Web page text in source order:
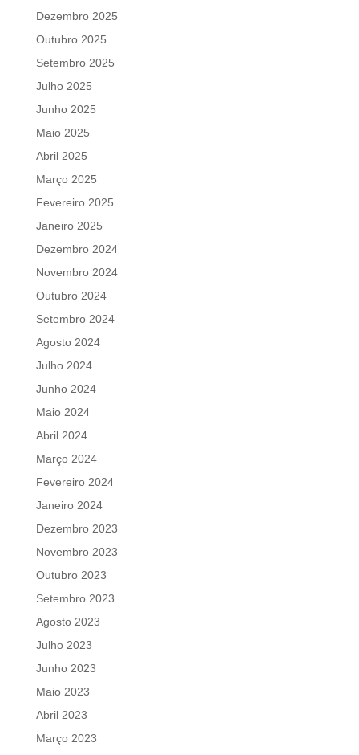
Dezembro 2025
Outubro 2025
Setembro 2025
Julho 2025
Junho 2025
Maio 2025
Abril 2025
Março 2025
Fevereiro 2025
Janeiro 2025
Dezembro 2024
Novembro 2024
Outubro 2024
Setembro 2024
Agosto 2024
Julho 2024
Junho 2024
Maio 2024
Abril 2024
Março 2024
Fevereiro 2024
Janeiro 2024
Dezembro 2023
Novembro 2023
Outubro 2023
Setembro 2023
Agosto 2023
Julho 2023
Junho 2023
Maio 2023
Abril 2023
Março 2023